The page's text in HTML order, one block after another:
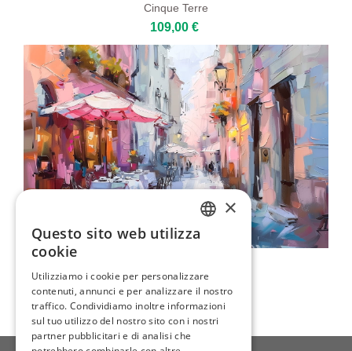
Cinque Terre
109,00 €
109,00 €
GERMAN
FRENCH
×
Questo sito web utilizza
cookie
Utilizziamo i cookie per personalizzare
contenuti, annunci e per analizzare il nostro
traffico. Condividiamo inoltre informazioni
sul tuo utilizzo del nostro sito con i nostri
partner pubblicitari e di analisi che